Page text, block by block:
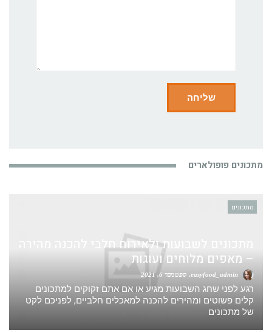
מתכונים פופולארים
מתכונים
מתכונים לשבועות ולאירוח חלבי להכנה מהירה
– מאפים מלוחים ועוגות
ספטמבר 6, 2021
רגע לפני שחג השבועות מגיע או אם אתם זקוקים למתכונים
קלים פשוטים ומהירים להכנה למאכלים חלביים, לפניכם לקט
של מתכונים